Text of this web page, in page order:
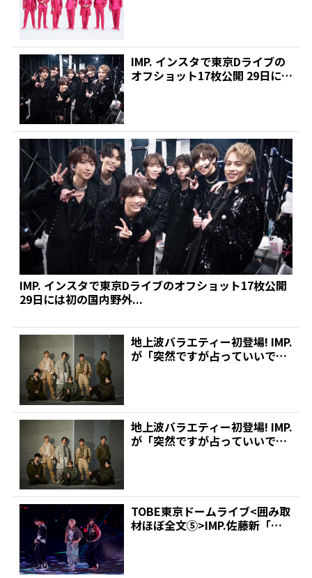
IMP. インスタで東京Dライブの
オフショット17枚公開 29日には
IMP. インスタで東京Dライブのオフショット17枚公開
29日には初の国内野外...
地上波バラエティー初登場! IMP.
が「突然ですが占っていいです
地上波バラエティー初登場! IMP.
が「突然ですが占っていいです
TOBE東京ドームライブ<囲み取
材ほぼ全文⑤>IMP.佐藤新「ア